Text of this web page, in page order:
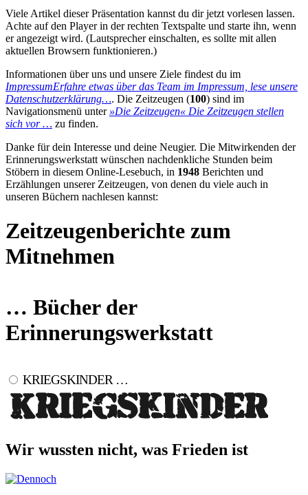
Viele Artikel dieser Präsentation kannst du dir jetzt vorlesen lassen.
Achte auf den Player in der rechten Textspalte und starte ihn, wenn
er angezeigt wird. (Lautsprecher einschalten, es sollte mit allen
aktuellen Browsern funktionieren.)
Informationen über uns und unsere Ziele findest du im
ImpressumErfahre etwas über das Team im Impressum, lese unsere
Datenschutzerklärung…. Die Zeitzeugen (100) sind im
Navigationsmenü unter »Die Zeitzeugen« Die Zeitzeugen stellen
sich vor … zu finden.
Danke für dein Interesse und deine Neugier. Die Mitwirkenden der
Erinnerungswerkstatt wünschen nachdenkliche Stunden beim
Stöbern in diesem Online-Lesebuch, in 1948 Berichten und
Erzählungen unserer Zeitzeugen, von denen du viele auch in
unseren Büchern nachlesen kannst:
Zeitzeugenberichte zum
Mitnehmen
… Bücher der
Erinnerungswerkstatt
KRIEGSKINDER …
Wir wussten nicht, was Frieden ist